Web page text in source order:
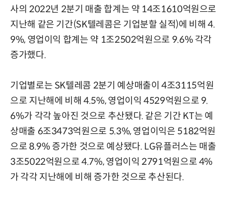
사의 2022년 2분기 매출 합계는 약 14조1610억원으로
지난해 같은 기간(SK텔레콤은 기업분할 실적)에 비해 4.
9%, 영업이익 합계는 약 1조2502억원으로 9.6% 각각
증가했다.
기업별로는 SK텔레콤 2분기 예상매출이 4조3115억원
으로 지난해에 비해 4.5%, 영업이익 4529억원으로 9.
6%가 각각 높아진 것으로 추산됐다. 같은 기간 KT는 예
상매출 6조3473억원으로 5.3%, 영업이익은 5182억원
으로 8.9% 증가한 것으로 예상됐다. LG유플러스는 매출
3조5022억원으로 4.7%, 영업이익 2791억원으로 4%
가 각각 지난해에 비해 증가한 것으로 추산된다.